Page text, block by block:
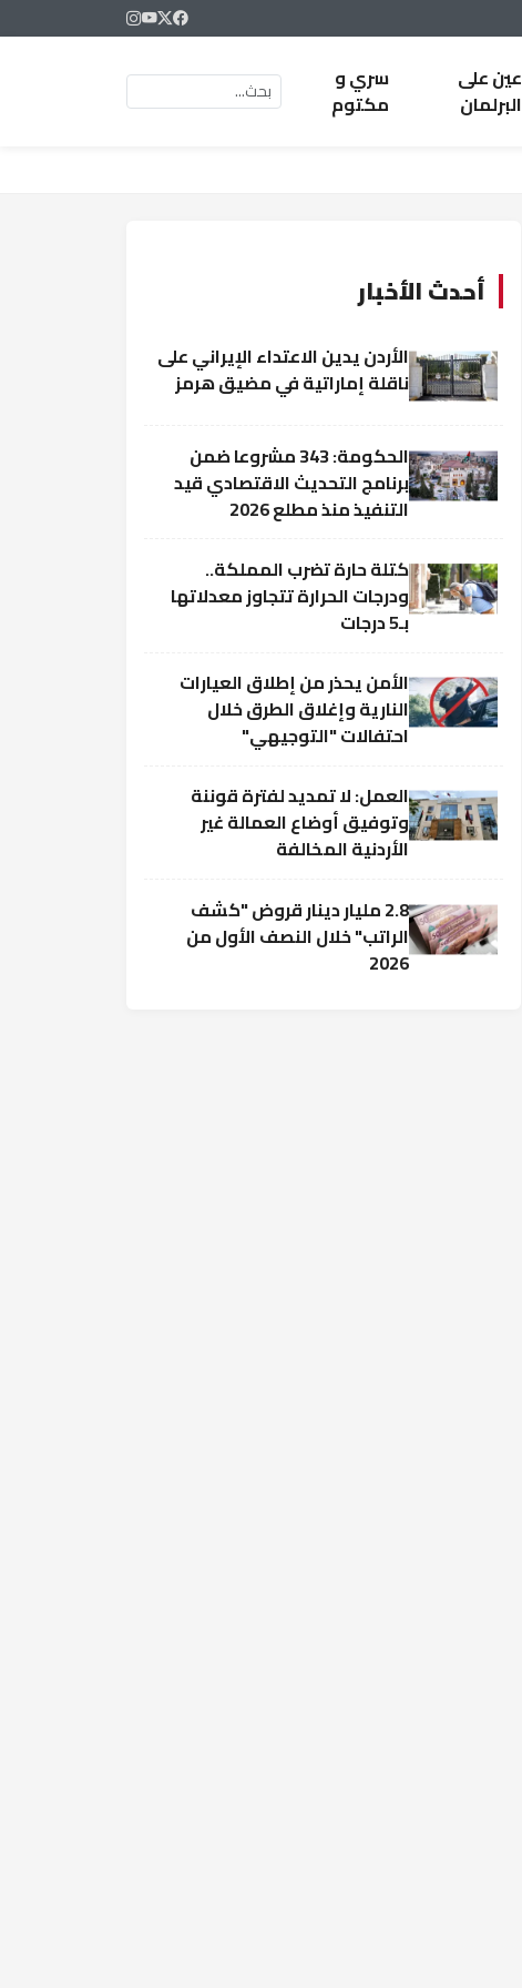
عين على
البرلمان
سري و
مكتوم
أحدث الأخبار
الأردن يدين الاعتداء الإيراني على
ناقلة إماراتية في مضيق هرمز
الحكومة: 343 مشروعا ضمن
برنامج التحديث الاقتصادي قيد
التنفيذ منذ مطلع 2026
كتلة حارة تضرب المملكة..
ودرجات الحرارة تتجاوز معدلاتها
بـ5 درجات
الأمن يحذر من إطلاق العيارات
النارية وإغلاق الطرق خلال
احتفالات "التوجيهي"
العمل: لا تمديد لفترة قوننة
وتوفيق أوضاع العمالة غير
الأردنية المخالفة
2.8 مليار دينار قروض "كشف
الراتب" خلال النصف الأول من
2026